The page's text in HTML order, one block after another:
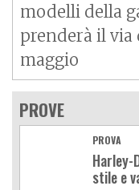
modelli della
prenderà il via
maggio
PROVE
PROVA
Harley-
stile e